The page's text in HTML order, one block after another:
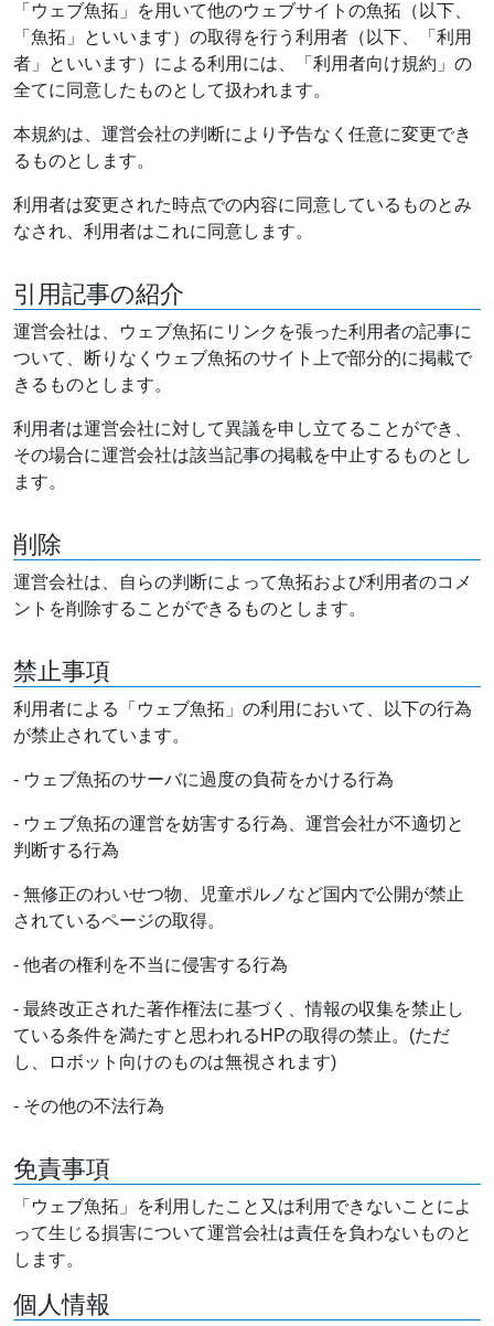
「ウェブ魚拓」を用いて他のウェブサイトの魚拓（以下、
「魚拓」といいます）の取得を行う利用者（以下、「利用
者」といいます）による利用には、「利用者向け規約」の
全てに同意したものとして扱われます。
本規約は、運営会社の判断により予告なく任意に変更でき
るものとします。
利用者は変更された時点での内容に同意しているものとみ
なされ、利用者はこれに同意します。
引用記事の紹介
運営会社は、ウェブ魚拓にリンクを張った利用者の記事に
ついて、断りなくウェブ魚拓のサイト上で部分的に掲載で
きるものとします。
利用者は運営会社に対して異議を申し立てることができ、
その場合に運営会社は該当記事の掲載を中止するものとし
ます。
削除
運営会社は、自らの判断によって魚拓および利用者のコメ
ントを削除することができるものとします。
禁止事項
利用者による「ウェブ魚拓」の利用において、以下の行為
が禁止されています。
- ウェブ魚拓のサーバに過度の負荷をかける行為
- ウェブ魚拓の運営を妨害する行為、運営会社が不適切と
判断する行為
- 無修正のわいせつ物、児童ポルノなど国内で公開が禁止
されているページの取得。
- 他者の権利を不当に侵害する行為
- 最終改正された著作権法に基づく、情報の収集を禁止し
ている条件を満たすと思われるHPの取得の禁止。(ただ
し、ロボット向けのものは無視されます)
- その他の不法行為
免責事項
「ウェブ魚拓」を利用したこと又は利用できないことによ
って生じる損害について運営会社は責任を負わないものと
します。
個人情報